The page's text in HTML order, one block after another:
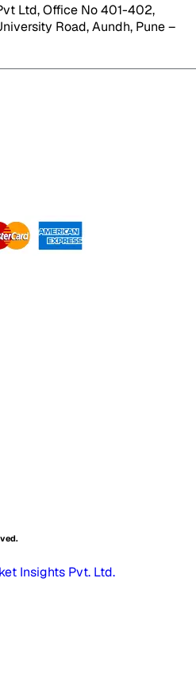
Ltd, Office No 401-402,
Road, Aundh, Pune –
Insights Pvt. Ltd.